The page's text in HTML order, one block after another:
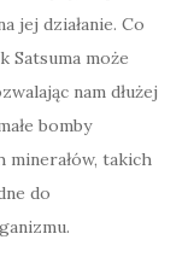
jej działanie. Co
Satsuma może
nam dłużej
bomby
minerałów, takich
do